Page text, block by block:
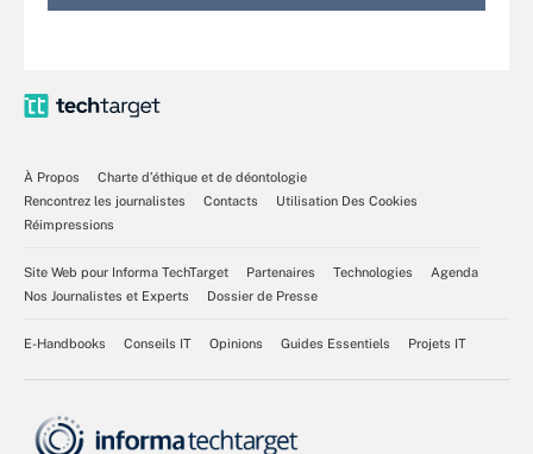
À Propos
Charte d’éthique et de déontologie
Rencontrez les journalistes
Contacts
Utilisation Des Cookies
Réimpressions
Site Web pour Informa TechTarget Partenaires Technologies
Agenda
Nos Journalistes et Experts
Dossier de Presse
E-Handbooks Conseils IT Opinions Guides Essentiels Projets IT